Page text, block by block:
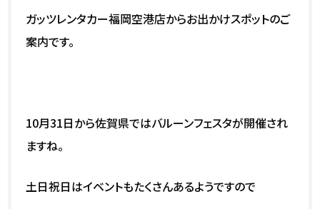
ガッツレンタカー福岡空港店からお出かけスポットのご
案内です。
10月31日から佐賀県ではバルーンフェスタが開催され
ますね。
土日祝日はイベントもたくさんあるようですので